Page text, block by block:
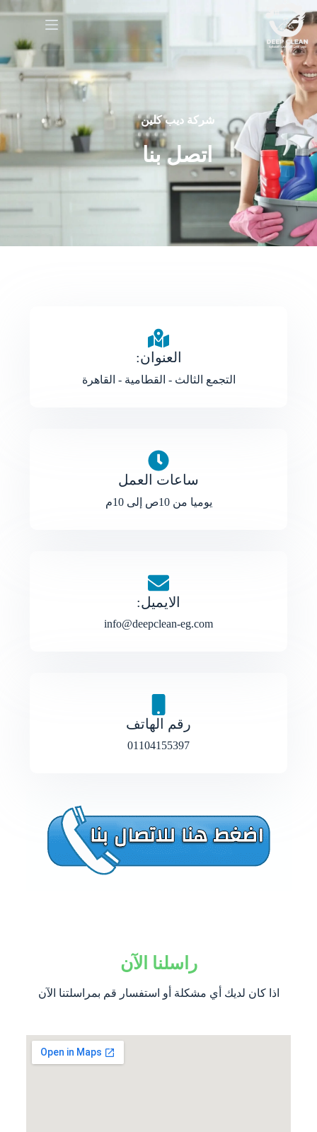
شركة ديب كلين
اتصل بنا
العنوان:
التجمع الثالث - القطامية - القاهرة
ساعات العمل
يوميا من 10ص إلى 10م
الايميل:
info@deepclean-eg.com
رقم الهاتف
01104155397
راسلنا الآن
اذا كان لديك أي مشكلة أو استفسار قم بمراسلتنا الآن